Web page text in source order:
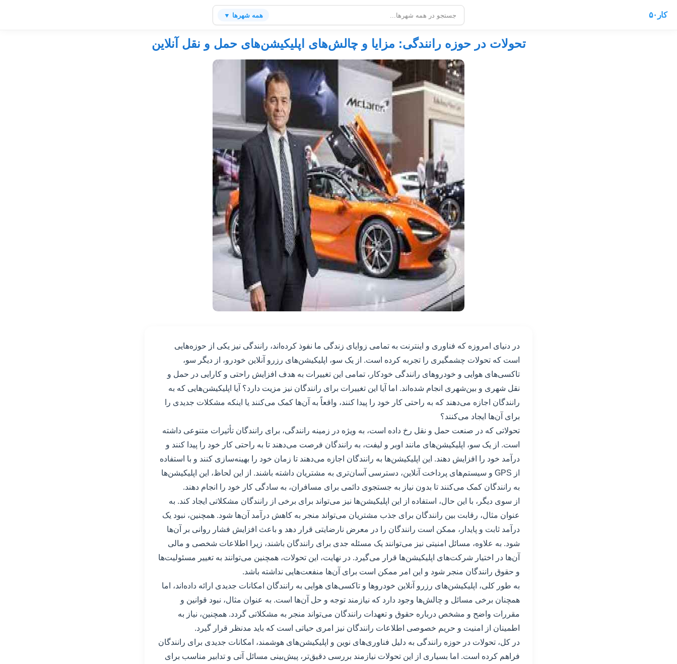
کار۵۰ همه شهرها ▼
تحولات در حوزه رانندگی: مزایا و چالش‌های اپلیکیشن‌های حمل و نقل آنلاین
در دنیای امروزه که فناوری و اینترنت به تمامی زوایای زندگی ما نفوذ کرده‌اند، رانندگی نیز یکی از حوزه‌هایی
است که تحولات چشمگیری را تجربه کرده است. از یک سو، اپلیکیشن‌های رزرو آنلاین خودرو، از دیگر سو،
تاکسی‌های هوایی و خودروهای رانندگی خودکار، تمامی این تغییرات به هدف افزایش راحتی و کارایی در حمل و
نقل شهری و بین‌شهری انجام شده‌اند. اما آیا این تغییرات برای رانندگان نیز مزیت دارد؟ آیا اپلیکیشن‌هایی که به
رانندگان اجازه می‌دهند که به راحتی کار خود را پیدا کنند، واقعاً به آن‌ها کمک می‌کنند یا اینکه مشکلات جدیدی را
برای آن‌ها ایجاد می‌کنند؟
تحولاتی که در صنعت حمل و نقل رخ داده است، به ویژه در زمینه رانندگی، برای رانندگان تأثیرات متنوعی داشته
است. از یک سو، اپلیکیشن‌های مانند اوبر و لیفت، به رانندگان فرصت می‌دهند تا به راحتی کار خود را پیدا کنند و
درآمد خود را افزایش دهند. این اپلیکیشن‌ها به رانندگان اجازه می‌دهند تا زمان خود را بهینه‌سازی کنند و با استفاده
از GPS و سیستم‌های پرداخت آنلاین، دسترسی آسان‌تری به مشتریان داشته باشند. از این لحاظ، این اپلیکیشن‌ها
به رانندگان کمک می‌کنند تا بدون نیاز به جستجوی دائمی برای مسافران، به سادگی کار خود را انجام دهند.
از سوی دیگر، با این حال، استفاده از این اپلیکیشن‌ها نیز می‌تواند برای برخی از رانندگان مشکلاتی ایجاد کند. به
عنوان مثال، رقابت بین رانندگان برای جذب مشتریان می‌تواند منجر به کاهش درآمد آن‌ها شود. همچنین، نبود یک
درآمد ثابت و پایدار، ممکن است رانندگان را در معرض نارضایتی قرار دهد و باعث افزایش فشار روانی بر آن‌ها
شود. به علاوه، مسائل امنیتی نیز می‌توانند یک مسئله جدی برای رانندگان باشند، زیرا اطلاعات شخصی و مالی
آن‌ها در اختیار شرکت‌های اپلیکیشن‌ها قرار می‌گیرد. در نهایت، این تحولات، همچنین می‌توانند به تغییر مسئولیت‌ها
و حقوق رانندگان منجر شود و این امر ممکن است برای آن‌ها منفعت‌هایی نداشته باشد.
به طور کلی، اپلیکیشن‌های رزرو آنلاین خودروها و تاکسی‌های هوایی به رانندگان امکانات جدیدی ارائه داده‌اند، اما
همچنان برخی مسائل و چالش‌ها وجود دارد که نیازمند توجه و حل آن‌ها است. به عنوان مثال، نبود قوانین و
مقررات واضح و مشخص درباره حقوق و تعهدات رانندگان می‌تواند منجر به مشکلاتی گردد. همچنین، نیاز به
اطمینان از امنیت و حریم خصوصی اطلاعات رانندگان نیز امری حیاتی است که باید مدنظر قرار گیرد.
در کل، تحولات در حوزه رانندگی به دلیل فناوری‌های نوین و اپلیکیشن‌های هوشمند، امکانات جدیدی برای رانندگان
فراهم کرده است. اما بسیاری از این تحولات نیازمند بررسی دقیق‌تر، پیش‌بینی مسائل آتی و تدابیر مناسب برای